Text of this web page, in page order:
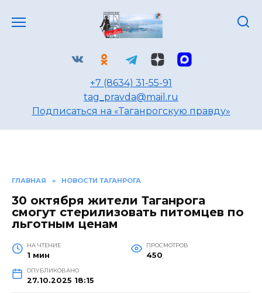
+7 (8634) 31-55-91
tag_pravda@mail.ru
Подписаться на «Таганрогскую правду»
ГЛАВНАЯ » НОВОСТИ ТАГАНРОГА
30 октября жители Таганрога
смогут стерилизовать питомцев по
льготным ценам
НА ЧТЕНИЕ
1 мин
ПРОСМОТРОВ
450
ОПУБЛИКОВАНО
27.10.2025 18:15